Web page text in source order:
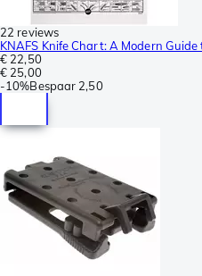
22 reviews
KNAFS Knife Chart: A Modern Guide
€ 22,50
€ 25,00
-10%Bespaar 2,50